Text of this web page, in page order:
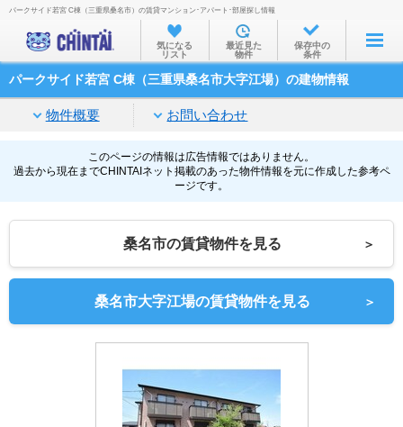
お部屋を探す
沿線・駅から
家賃相場から
通勤通学時間から
物件特集から
不動産会社から
TOP
パークサイド若宮 C棟（三重県桑名市）の賃貸マンション･アパート･部屋探し情報
気になる
リスト
最近見た
物件
保存中の
条件
パークサイド若宮 C棟（三重県桑名市大字江場）の建物情報
物件概要 お問い合わせ
このページの情報は広告情報ではありません。
過去から現在までCHINTAIネット掲載のあった物件情報を元に作成した参考ペ
ージです。
桑名市の賃貸物件を見る ＞
桑名市大字江場の賃貸物件を見る ＞